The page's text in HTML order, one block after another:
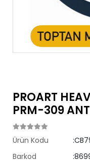
PROART
PRM-309
Ürün Kodu
Barkod